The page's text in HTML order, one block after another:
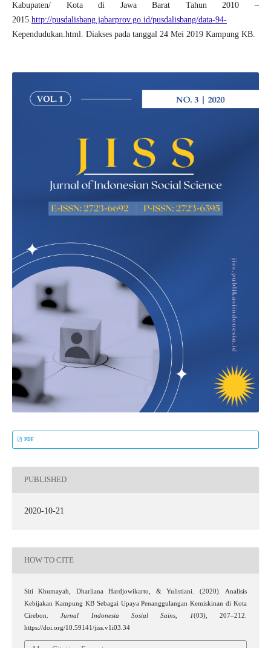
Kabupaten/ Kota di Jawa Barat Tahun 2010 –
2015.http://pusdalisbang.jabarprov.go.id/pusdalisbang/data-94-
Kependudukan.html. Diakses pada tanggal 24 Mei 2019 Kampung KB.
PDF
PUBLISHED
2020-10-21
HOW TO CITE
Siti Khumayah, Dharliana Hardjowikarto, & Yulistiani. (2020). Analisis
Kebijakan Kampung KB Sebagai Upaya Penanggulangan Kemiskinan di Kota
Cirebon.Jurnal Indonesia Sosial Sains 1(03), 207–212.
https://doi.org/10.59141/jiss.v1i03.34